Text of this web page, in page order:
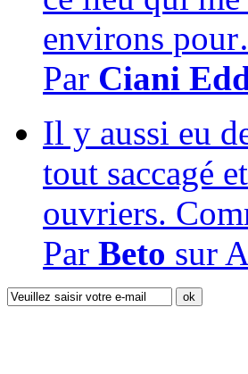
environs
Par Ciani
Il y aussi eu
tout saccagé
ouvriers.
Par Beto sur